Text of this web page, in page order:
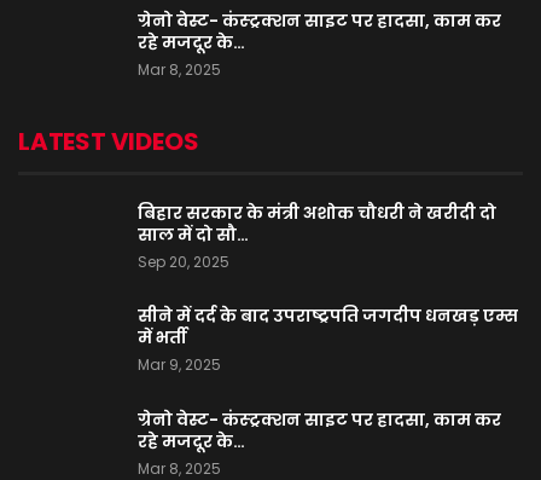
ग्रेनो वेस्ट- कंस्ट्रक्शन साइट पर हादसा, काम कर
रहे मजदूर के…
Mar 8, 2025
LATEST VIDEOS
बिहार सरकार के मंत्री अशोक चौधरी ने खरीदी दो
साल में दो सौ…
Sep 20, 2025
सीने में दर्द के बाद उपराष्ट्रपति जगदीप धनखड़ एम्स
में भर्ती
Mar 9, 2025
ग्रेनो वेस्ट- कंस्ट्रक्शन साइट पर हादसा, काम कर
रहे मजदूर के…
Mar 8, 2025